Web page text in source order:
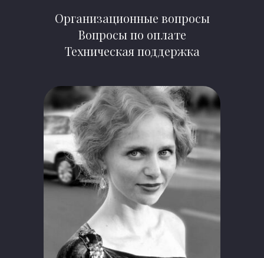
Организационные вопросы
Вопросы по оплате
Техническая поддержка